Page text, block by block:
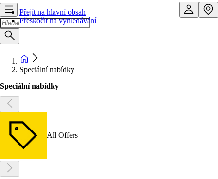
Přejít na hlavní obsah
Přeskočit na vyhledávání
Speciální nabídky
Speciální nabídky
All Offers